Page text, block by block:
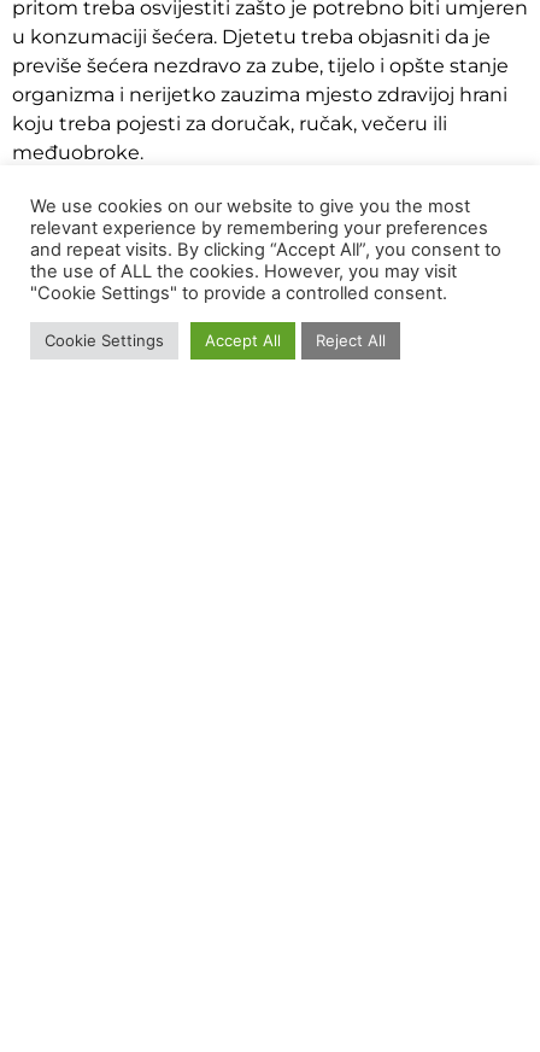
pritom treba osvijestiti zašto je potrebno biti umjeren
u konzumaciji šećera. Djetetu treba objasniti da je
previše šećera nezdravo za zube, tijelo i opšte stanje
organizma i nerijetko zauzima mjesto zdravijoj hrani
koju treba pojesti za doručak, ručak, večeru ili
međuobroke.
We use cookies on our website to give you the most
relevant experience by remembering your preferences
and repeat visits. By clicking “Accept All”, you consent to
the use of ALL the cookies. However, you may visit
"Cookie Settings" to provide a controlled consent.
Cookie Settings Accept All Reject All